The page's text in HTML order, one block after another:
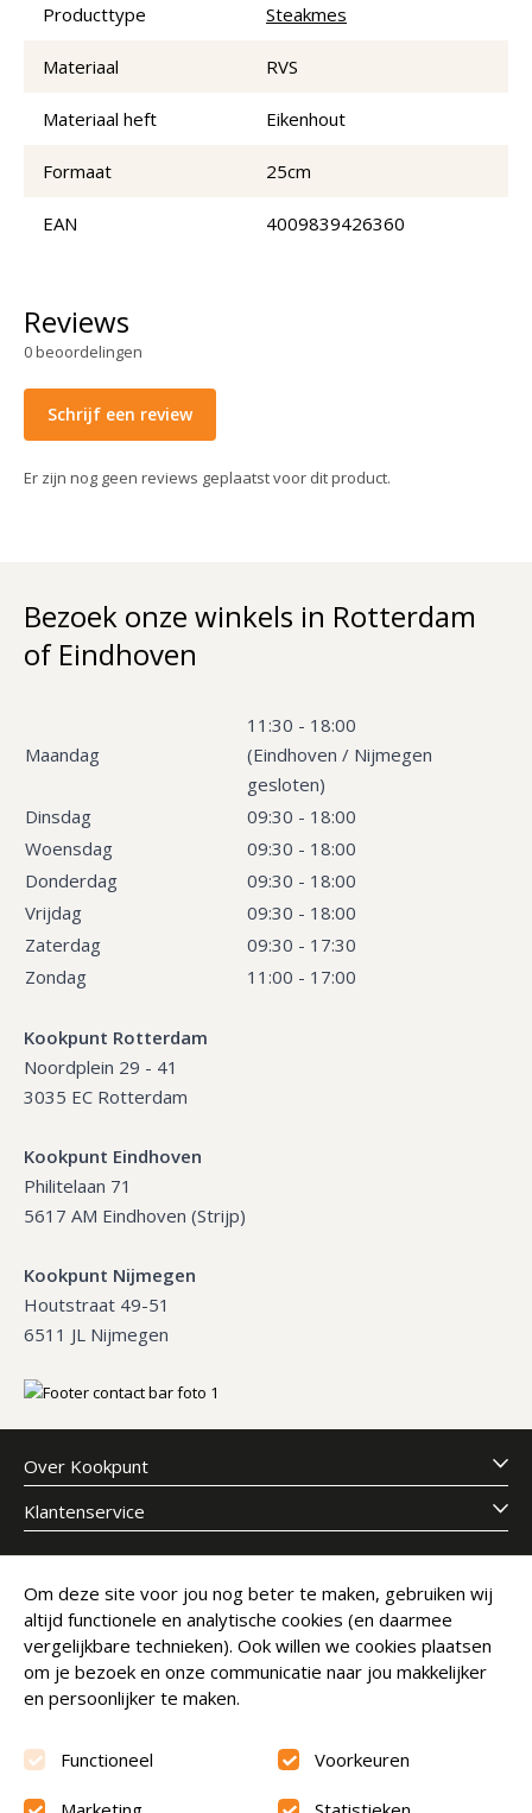
Producttype Steakmes
Materiaal RVS
Materiaal heft Eikenhout
Formaat 25cm
EAN 4009839426360
Reviews
0beoordelingen
Schrijf een review
Er zijn nog geen reviews geplaatst voor dit product.
Bezoek onze winkels in Rotterdam
of Eindhoven
Maandag
11:30 - 18:00
(Eindhoven / Nijmegen
gesloten)
Dinsdag
09:30 - 18:00
Woensdag
09:30 - 18:00
Donderdag
09:30 - 18:00
Vrijdag
09:30 - 18:00
Zaterdag
09:30 - 17:30
Zondag
11:00 - 17:00
Kookpunt Rotterdam
Noordplein 29 - 41
3035 EC Rotterdam
Kookpunt Eindhoven
Philitelaan 71
5617 AM Eindhoven (Strijp)
Kookpunt Nijmegen
Houtstraat 49-51
6511 JL Nijmegen
Over Kookpunt
Klantenservice
Meld je aan voor onze nieuwsbrief
E-mailadres
Abonneer
Om deze site voor jou nog beter te maken, gebruiken wij
altijd functionele en analytische cookies (en daarmee
vergelijkbare technieken). Ook willen we cookies plaatsen
om je bezoek en onze communicatie naar jou makkelijker
en persoonlijker te maken.
Functioneel Voorkeuren